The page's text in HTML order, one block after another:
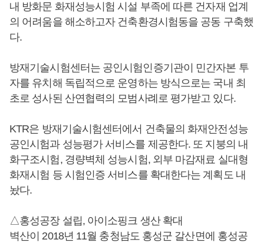
내 방화문 화재성능시험 시설 부족에 따른 건자재 업계
의 어려움을 해소하고자 건축환경시험동을 공동 구축했
다.
방재기술시험센터는 공인시험인증기관이 민간자본 투
자를 유치해 독립적으로 운영하는 방식으로는 국내 최
초로 성사된 산연협력의 모범사례로 평가받고 있다.
KTR은 방재기술시험센터에서 건축물의 화재안전성능
공인시험과 성능평가 서비스를 제공한다. 또 지붕의 내
화구조시험, 경량벽체 성능시험, 외부 마감재료 실대형
화재시험 등 시험인증 서비스를 확대한다는 계획도 내
놨다.
△홍성공장 설립, 아이소핑크 생산 확대
벽산이 2018년 11월 충청남도 홍성군 갈산면에 홍성공